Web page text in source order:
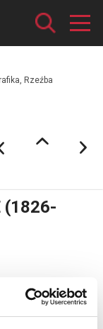
Rzeźba
(1826-